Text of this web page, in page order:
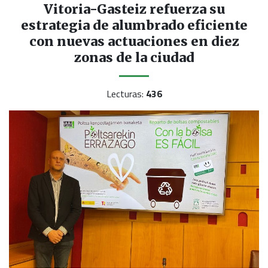
Vitoria-Gasteiz refuerza su
estrategia de alumbrado eficiente
con nuevas actuaciones en diez
zonas de la ciudad
Lecturas: 436